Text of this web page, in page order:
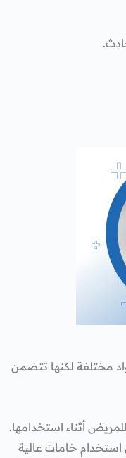
مختلفة لكنها تتضمن
أثناء استخدامها.
خامات عالية